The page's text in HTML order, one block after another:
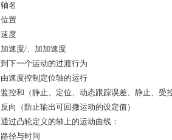
轴名
位置
速度
加速度/、加加速度
到下一个运动的过渡行为
由速度控制定位轴的运行
监控和（静止、定位、动态跟踪误差、静止、受
反向（防止输出可回撤运动的设定值）
通过凸轮定义的轴上的运动曲线：
路径与时间